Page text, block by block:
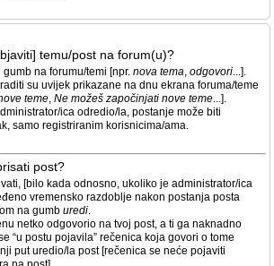
temu/post na forum(u)?
na forumu/temi [npr. nova tema, odgovori...].
su uvijek prikazane na dnu ekrana foruma/teme
teme, Ne možeš započinjati nove teme...].
ica odredio/la, postanje može biti
samo registriranim korisnicima/ama.
post?
[bilo kada odnosno, ukoliko je administrator/ica
vremensko razdoblje nakon postanja posta
na gumb uredi.
netko odgovorio na tvoj post, a ti ga naknadno
“u postu pojavila” rečenica koja govori o tome
put uredio/la post [rečenica se neće pojaviti